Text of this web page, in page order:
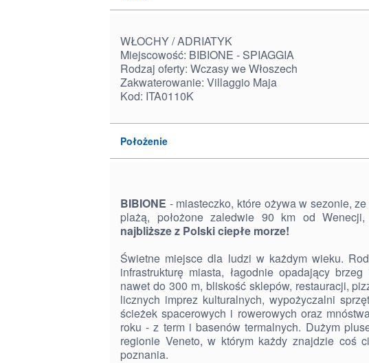
WŁOCHY / ADRIATYK
Miejscowość: BIBIONE - SPIAGGIA
Rodzaj oferty: Wczasy we Włoszech
Zakwaterowanie: Villaggio Maja
Kod: ITA0110K
Położenie
BIBIONE - miasteczko, które ożywa w sezonie,
plażą, położone zaledwie 90 km od
najbliższe z Polski ciepłe morze!
Świetne miejsce dla ludzi w każdym wieku.
infrastrukturę miasta, łagodnie opadający
nawet do 300 m, bliskość sklepów, restauracji,
licznych imprez kulturalnych, wypożyczalni
ścieżek spacerowych i rowerowych oraz
roku - z term i basenów termalnych. Dużym
regionie Veneto, w którym każdy znajdzie coś
poznania.